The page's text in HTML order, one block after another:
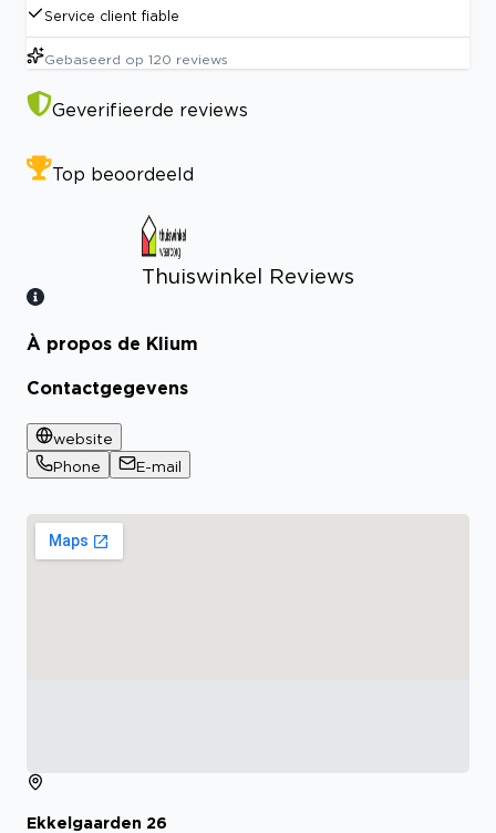
Service client fiable
Gebaseerd op 120 reviews
Geverifieerde reviews
Top beoordeeld
Thuiswinkel Reviews
Bekijk certificaat
À propos de Klium
Contactgegevens
website
Phone
E-mail
Ekkelgaarden 26